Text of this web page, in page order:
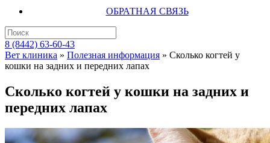
ОБРАТНАЯ СВЯЗЬ
8 (8442) 63-60-43
Вет клиника » Полезная информация » Сколько когтей у
кошки на задних и передних лапах
Сколько когтей у кошки на задних и
передних лапах